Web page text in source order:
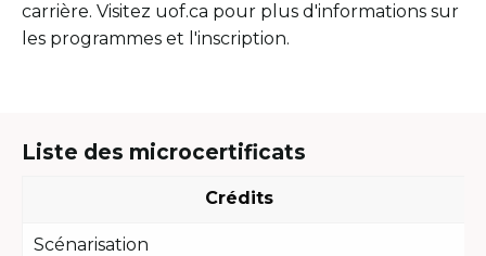
carrière. Visitez uof.ca pour plus d'informations sur
les programmes et l'inscription.
Liste des microcertificats
Crédits
Scénarisation